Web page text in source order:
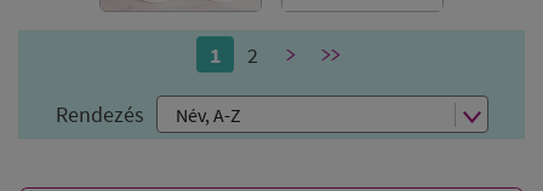
1 2 > >>
Rendezés